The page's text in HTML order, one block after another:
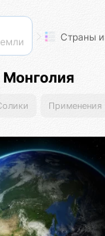
Страны
Монголия
Применения